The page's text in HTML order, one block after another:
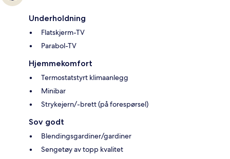
Underholdning
Flatskjerm-TV
Parabol-TV
Hjemmekomfort
Termostatstyrt klimaanlegg
Minibar
Strykejern/-brett (på forespørsel)
Sov godt
Blendingsgardiner/gardiner
Sengetøy av topp kvalitet